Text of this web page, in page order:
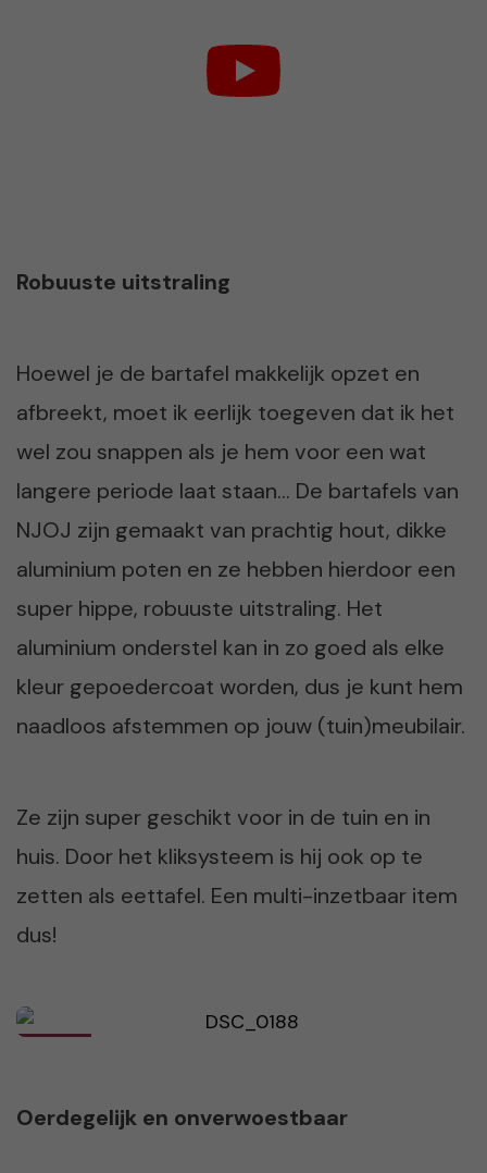
Robuuste uitstraling
Hoewel je de bartafel makkelijk opzet en
afbreekt, moet ik eerlijk toegeven dat ik het
wel zou snappen als je hem voor een wat
langere periode laat staan… De bartafels van
NJOJ zijn gemaakt van prachtig hout, dikke
aluminium poten en ze hebben hierdoor een
super hippe, robuuste uitstraling. Het
aluminium onderstel kan in zo goed als elke
kleur gepoedercoat worden, dus je kunt hem
naadloos afstemmen op jouw (tuin)meubilair.
Ze zijn super geschikt voor in de tuin en in
huis. Door het kliksysteem is hij ook op te
zetten als eettafel. Een multi-inzetbaar item
dus!
Oerdegelijk en onverwoestbaar